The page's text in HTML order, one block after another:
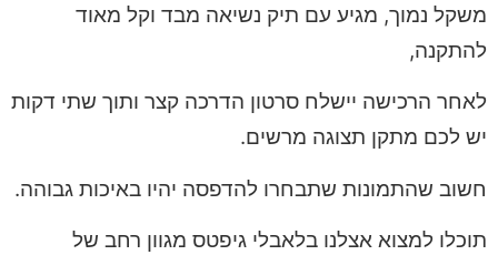
משקל נמוך, מגיע עם תיק נשיאה מבד וקל מאוד
להתקנה,
לאחר הרכישה יישלח סרטון הדרכה קצר ותוך שתי דקות
יש לכם מתקן תצוגה מרשים.
חשוב שהתמונות שתבחרו להדפסה יהיו באיכות גבוהה.
תוכלו למצוא אצלנו בלאבלי גיפטס מגוון רחב של